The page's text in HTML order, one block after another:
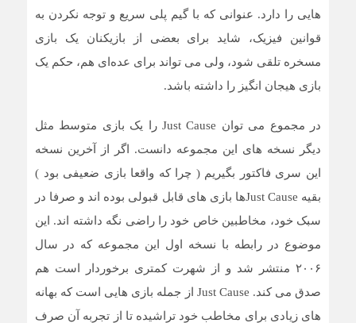
هایی را دارد. عنوانی که با گیم پلی سریع و توجه نکردن به
قوانین فیزیک، شاید برای بعضی از بازیکنان یک بازی
مسخره تلقی شود، ولی می تواند برای عده‌ای هم، حکم یک
بازی هیجان انگیز را داشته باشد.
در مجموع می توان Just Cause را یک بازی متوسط مثل
دیگر نسخه های این مجموعه دانست. اگر از آخرین نسخه
این سری فاکتور بگیریم ( چرا که واقعا بازی ضعیفی بود )
بقیه Just Cause‌ها بازی های قابل قبولی بوده اند و صرفا در
سبک خود، مخاطبین خاص خود را راضی نگه داشته اند. این
موضوع در رابطه با نسخه اول این مجموعه که در سال
۲۰۰۶ منتشر شد و از شهرت کمتری برخوردار است هم
صدق می کند. Just Cause از جمله بازی هایی است که بهانه
های زیادی برای مخاطب خود تراشیده تا از تجربه آن صرف